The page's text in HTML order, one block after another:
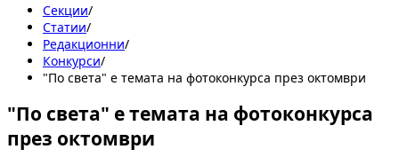
Секции/
Статии/
Редакционни/
Конкурси/
"По света" е темата на фотоконкурса през октомври
"По света" е темата на фотоконкурса
през октомври